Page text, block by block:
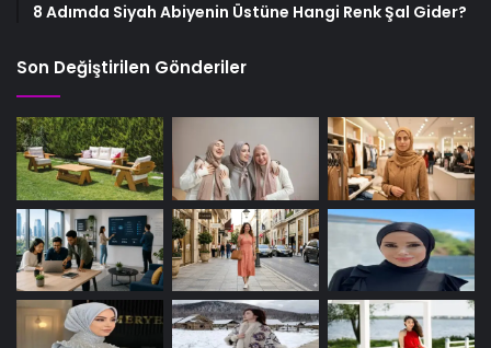
8 Adımda Siyah Abiyenin Üstüne Hangi Renk Şal Gider?
Son Değiştirilen Gönderiler